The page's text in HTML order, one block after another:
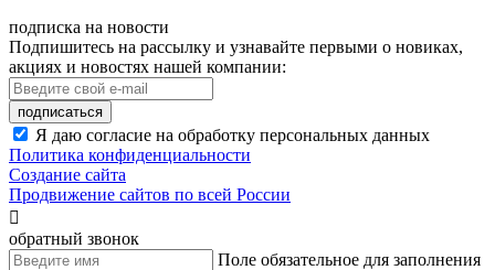
подписка на новости
Подпишитесь на рассылку и узнавайте первыми о новиках,
акциях и новостях нашей компании:
подписаться
Я даю согласие на обработку персональных данных
Политика конфиденциальности
Создание сайта
Продвижение сайтов по всей России

обратный звонок
Поле обязательное для заполнения